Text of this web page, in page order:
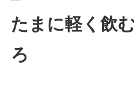
たまに軽く飲
ろ